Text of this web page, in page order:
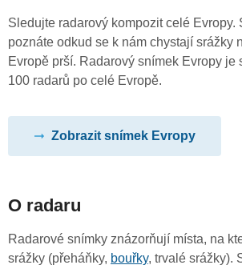
Sledujte radarový kompozit celé Evropy.
poznáte odkud se k nám chystají srážky
Evropě prší. Radarový snímek Evropy je
100 radarů po celé Evropě.
Zobrazit snímek Evropy
O radaru
Radarové snímky znázorňují místa, na
srážky (přeháňky, bouřky, trvalé srážky).